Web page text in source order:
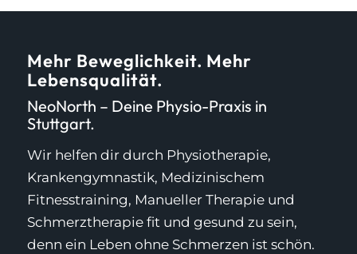
Mehr Beweglichkeit. Mehr
Lebensqualität.
NeoNorth – Deine Physio-Praxis in
Stuttgart.
Wir helfen dir durch Physiotherapie,
Krankengymnastik, Medizinischem
Fitnesstraining, Manueller Therapie und
Schmerztherapie fit und gesund zu sein,
denn ein Leben ohne Schmerzen ist schön.